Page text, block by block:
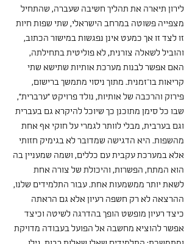
לירון תיארה את תהליך חשיבה שעברה, שהתחיל
מצפייה פשוטה במרחב הישראלי, שתי שפות חיות
זו לצד זו אך כמעט אינן נפגשות במישור הכתוב,
והוביל לשאלה צורנית, לא פוליטית בתחילתה,
האם אפשר לבנות מערכת אותיות שתישא שתי
קריאות בו־זמנית. מתוך ניסוי מתמשך ברישום,
פירוק והרכבה של אותיות, נולד פרויקט ״ערברית״,
שבו כל סימן מתוכנן כך שיוכל להיקרא גם בעברית
וגם בערבית, מבלי לוותר לגמרי על חוקי אף אחת
מהשפות. היא הדגישה שמדובר לא בגימיק חזותי
אלא במערכת עקבית עם כללים, ושמה שמעניין בה
הוא המתח, הפשרות, והיכולת של צורה אחת
לשאת יותר ממשמעות אחת. עבור התלמידים שלנו,
ההרצאה לא רק חשפה רעיון אלא גם הראתה
כיצד רעיון מופשט הופך בהדרגה לשיטה וכיצד
אפשר להוציא מחשבה אל הפועל בעבודה מדויקת